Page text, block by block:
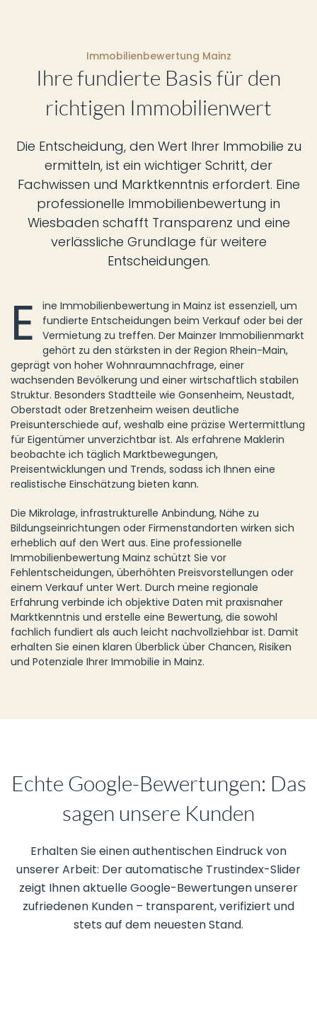
Immobilienbewertung Mainz
Ihre fundierte Basis für den
richtigen Immobilienwert
Die Entscheidung, den Wert Ihrer Immobilie zu
ermitteln, ist ein wichtiger Schritt, der
Fachwissen und Marktkenntnis erfordert. Eine
professionelle Immobilienbewertung in
Wiesbaden schafft Transparenz und eine
verlässliche Grundlage für weitere
Entscheidungen.
E
ine Immobilienbewertung in Mainz ist essenziell, um
fundierte Entscheidungen beim Verkauf oder bei der
Vermietung zu treffen. Der Mainzer Immobilienmarkt
gehört zu den stärksten in der Region Rhein-Main,
geprägt von hoher Wohnraumnachfrage, einer
wachsenden Bevölkerung und einer wirtschaftlich stabilen
Struktur. Besonders Stadtteile wie Gonsenheim, Neustadt,
Oberstadt oder Bretzenheim weisen deutliche
Preisunterschiede auf, weshalb eine präzise Wertermittlung
für Eigentümer unverzichtbar ist. Als erfahrene Maklerin
beobachte ich täglich Marktbewegungen,
Preisentwicklungen und Trends, sodass ich Ihnen eine
realistische Einschätzung bieten kann.
Die Mikrolage, infrastrukturelle Anbindung, Nähe zu
Bildungseinrichtungen oder Firmenstandorten wirken sich
erheblich auf den Wert aus. Eine professionelle
Immobilienbewertung Mainz schützt Sie vor
Fehlentscheidungen, überhöhten Preisvorstellungen oder
einem Verkauf unter Wert. Durch meine regionale
Erfahrung verbinde ich objektive Daten mit praxisnaher
Marktkenntnis und erstelle eine Bewertung, die sowohl
fachlich fundiert als auch leicht nachvollziehbar ist. Damit
erhalten Sie einen klaren Überblick über Chancen, Risiken
und Potenziale Ihrer Immobilie in Mainz.
Echte Google-Bewertungen: Das
sagen unsere Kunden
Erhalten Sie einen authentischen Eindruck von
unserer Arbeit: Der automatische Trustindex-Slider
zeigt Ihnen aktuelle Google-Bewertungen unserer
zufriedenen Kunden – transparent, verifiziert und
stets auf dem neuesten Stand.